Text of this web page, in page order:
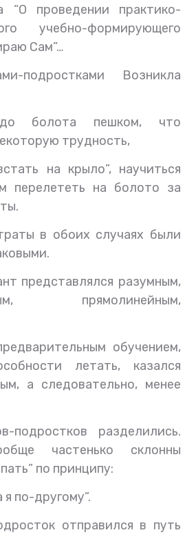
“О проведении практико-
учебно-формирующего
Сам”…
подростками Возникла
болота пешком, что
трудность,
на крыло”, научиться
перелететь на болото за
в обоих случаях были
представлялся разумным,
прямолинейным,
обучением,
летать, казался
а следовательно, менее
подростков разделились.
частенько склонны
по принципу:
я по-другому”.
отправился в путь